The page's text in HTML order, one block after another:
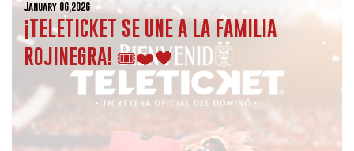
January 06,2026
¡TELETICKET SE UNE A LA FAMILIA
ROJINEGRA! 🎟️❤️🖤